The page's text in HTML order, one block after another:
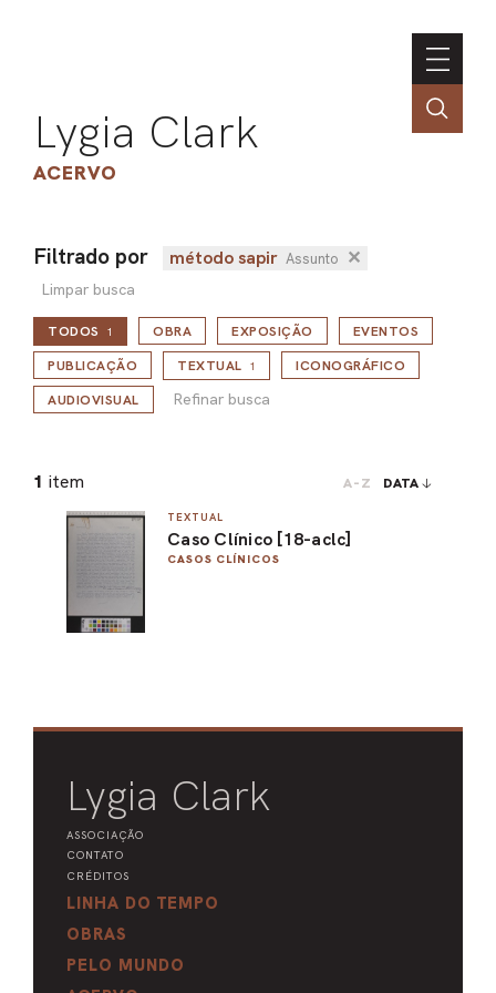
Lygia Clark
ACERVO
Filtrado por método sapir Assunto ✕
Limpar busca
TODOS 1
Refinar busca
OBRA EXPOSIÇÃO
EVENTOS
PUBLICAÇÃO
TEXTUAL 1
ICONOGRÁFICO
AUDIOVISUAL
Refinar busca
1 item A-Z DATA
TEXTUAL
Caso Clínico [18-aclc]
CASOS CLÍNICOS
Lygia Clark
ASSOCIAÇÃO
CONTATO
CRÉDITOS
LINHA DO TEMPO
OBRAS
PELO MUNDO